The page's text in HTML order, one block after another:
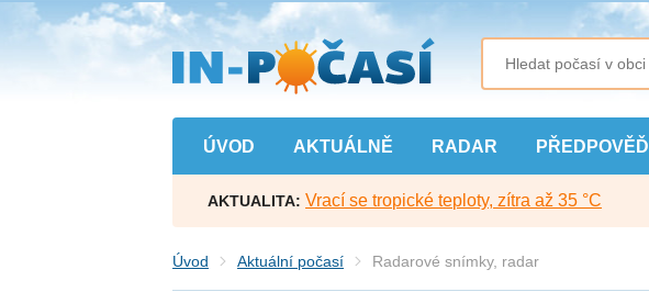
Přejít
na
hlavní
obsah
ÚVOD AKTUÁLNĚ RADAR PŘEDPOVĚĎ
AKTUALITA: Vrací se tropické teploty, zítra až 35 °C
Úvod Aktuální počasí Radarové snímky, radar